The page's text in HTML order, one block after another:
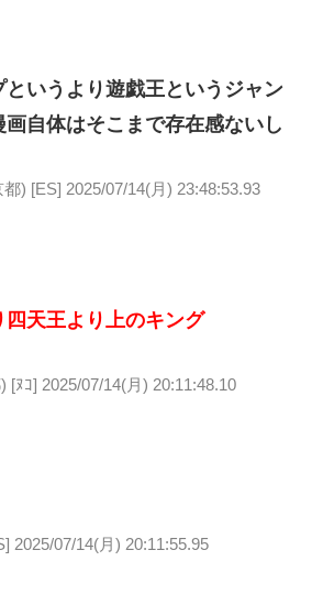
いうより遊戯王というジャン
自体はそこまで存在感ないし
都) [ES] 2025/07/14(月) 23:48:53.93
天王より上のキング
[ﾇｺ] 2025/07/14(月) 20:11:48.10
2025/07/14(月) 20:11:55.95